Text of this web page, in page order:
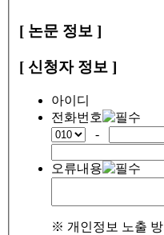
[ 논문 정보 ]
[ 신청자 정보 ]
아이디
전화번호
-
오류내용
※ 개인정보 노출